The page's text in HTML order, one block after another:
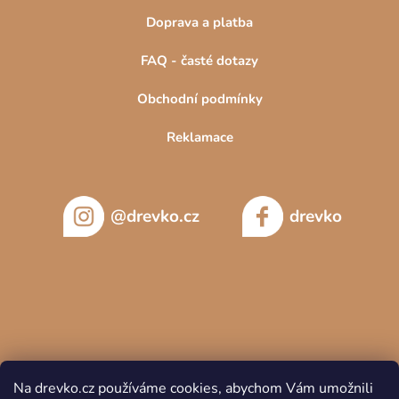
Na drevko.cz používáme cookies, abychom Vám umožnili
Doprava a platba
FAQ - časté dotazy
Obchodní podmínky
Reklamace
@drevko.cz drevko